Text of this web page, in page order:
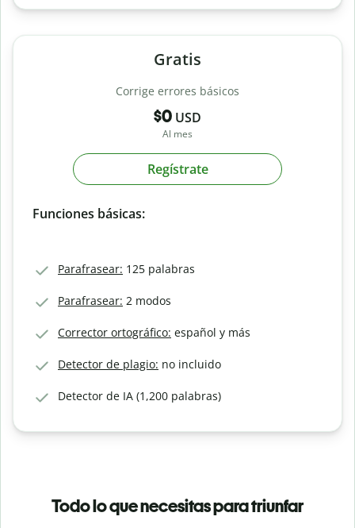
Gratis
Corrige errores básicos
$0 USD
Al mes
Regístrate
Funciones básicas:
Parafrasear: 125 palabras
Parafrasear: 2 modos
Corrector ortográfico: español y más
Detector de plagio: no incluido
Detector de IA (1,200 palabras)
Todo lo que necesitas para triunfar